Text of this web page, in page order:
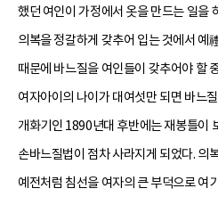
했던 여인이 가정에서 옷을 만드는 일을
의복을 정갈하게 갖추어 입는 것에서 예
때문에 바느질을 여인들이 갖추어야 할
여자아이의 나이가 대여섯만 되면 바느
개화기인 1890년대 후반에는 재봉틀이
손바느질법이 점차 사라지게 되었다. 의
예전처럼 침선을 여자의 큰 부덕으로 여